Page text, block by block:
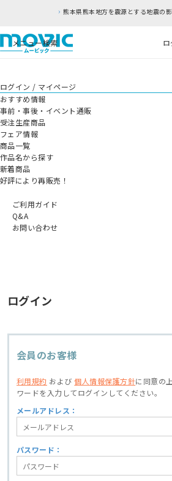
熊本県熊本地方を震源とする地震の
メニュー検索
ログイン / マイページ
おすすめ情報
事前・事後・イベント通販
受注生産商品
フェア情報
商品一覧
作品名から探す
新着商品
好評により再販売！
ご利用ガイド
Q&A
お問い合わせ
ログイン
会員のお客様
利用規約 および個人情報保護方針に同意の上
ワードを入力してログインしてください。
メールアドレス：
パスワード：